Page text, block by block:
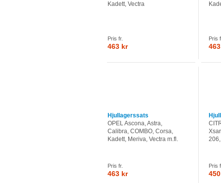
Kadett, Vectra
Pris fr.
463 kr
Pris
Hjullagerssats
OPEL Ascona, Astra,
Calibra, COMBO, Corsa,
Kadett, Meriva, Vectra m.fl.
Pris fr.
463 kr
Pris